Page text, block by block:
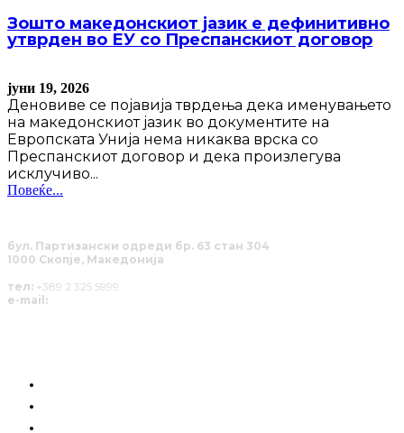
Зошто македонскиот јазик е дефинитивно
утврден во ЕУ со Преспанскиот договор
јуни 19, 2026
Деновиве се појавија тврдења дека именувањето
на македонскиот јазик во документите на
Европската Унија нема никаква врска со
Преспанскиот договор и дека произлегува
исклучиво...
Повеќе...
бул. Партизански одреди бр. 63 стан 304
1000 Скопје, Македонија
тел: +389 2 325 5999
e-mail: